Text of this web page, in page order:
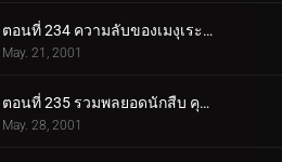
ตอนที่ 234 ความลับของเมงุเระที่ถูกผนึกไว้ (ตอนจบ)
May. 21, 2001
ตอนที่ 235 รวมพลยอดนักสืบ คุโด้ ชินอิจิ ปะทะ จอมโจรคิด (ตอนพิเศษ ตอนแรก) ยอดนักสืบจิ๋วโคนัน เดอะซี.
May. 28, 2001